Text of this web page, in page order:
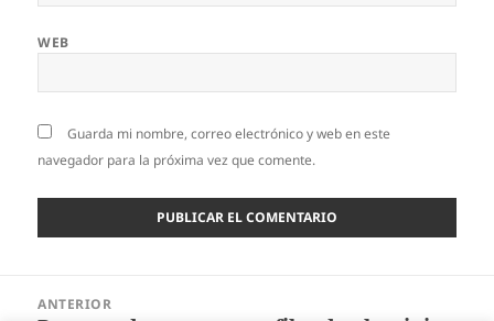
WEB
Guarda mi nombre, correo electrónico y web en este
navegador para la próxima vez que comente.
ANTERIOR